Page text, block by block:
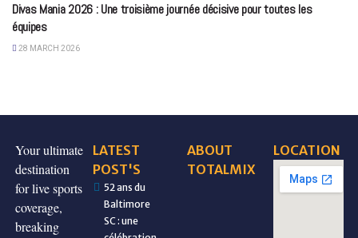
Divas Mania 2026 : Une troisième journée décisive pour toutes les
équipes
28 MARCH 2026
Your ultimate
destination
for live sports
coverage,
breaking
LATEST
POST'S
52 ans du
Baltimore
SC : une
ABOUT
TOTALMIX
LOCATION